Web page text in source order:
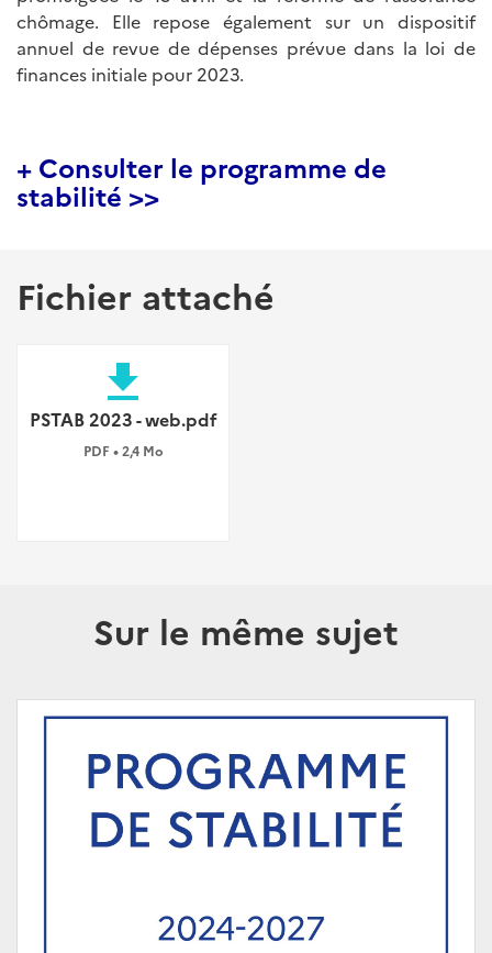
chômage. Elle repose également sur un dispositif
annuel de revue de dépenses prévue dans la loi de
finances initiale pour 2023.
+ Consulter le programme de
stabilité >>
Fichier attaché
file_download
PSTAB 2023 - web.pdf
PDF • 2,4 Mo
Sur le même sujet